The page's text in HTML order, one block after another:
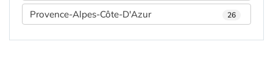
Provence-Alpes-Côte-D'Azur 26